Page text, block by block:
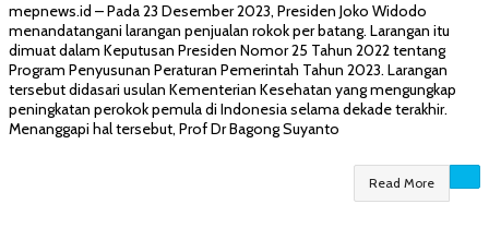
mepnews.id – Pada 23 Desember 2023, Presiden Joko Widodo
menandatangani larangan penjualan rokok per batang. Larangan itu
dimuat dalam Keputusan Presiden Nomor 25 Tahun 2022 tentang
Program Penyusunan Peraturan Pemerintah Tahun 2023. Larangan
tersebut didasari usulan Kementerian Kesehatan yang mengungkap
peningkatan perokok pemula di Indonesia selama dekade terakhir.
Menanggapi hal tersebut, Prof Dr Bagong Suyanto
Read More